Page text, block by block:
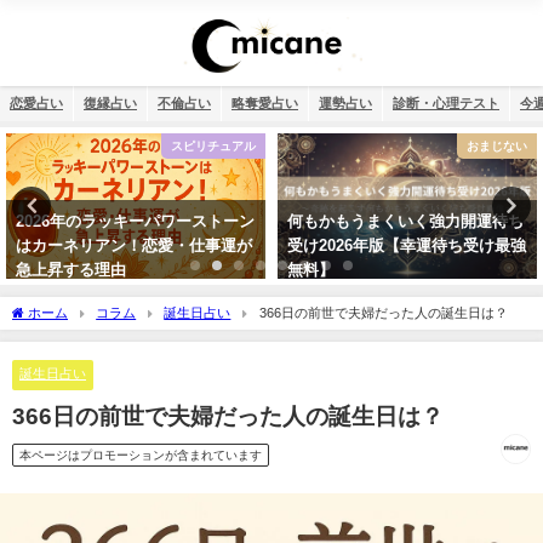
恋愛占い 復縁占い 不倫占い 略奪愛占い 運勢占い 診断・心理テスト 今
おまじない
何もかもうまくいく強力開運待ち
受け2026年版【幸運待ち受け最強
無料】
不倫
相性占い・既婚者なのに片思い…
この恋愛は上手くいく？諦めるべ
き？
ホーム コラム 誕生日占い 366日の前世で夫婦だった人の誕生日は？
誕生日占い
366日の前世で夫婦だった人の誕生日は？
本ページはプロモーションが含まれています